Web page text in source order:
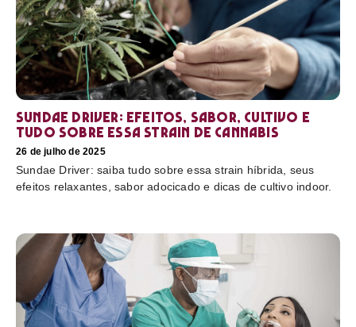
Sundae Driver: efeitos, sabor, cultivo e
tudo sobre essa strain de cannabis
26 de julho de 2025
Sundae Driver: saiba tudo sobre essa strain híbrida, seus
efeitos relaxantes, sabor adocicado e dicas de cultivo indoor.